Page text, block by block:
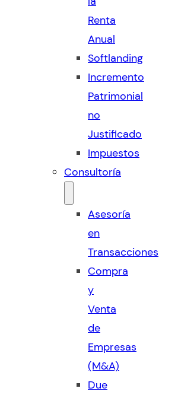
Renta
Anual
Softlanding
Incremento
Patrimonial
no
Justificado
Impuestos
Consultoría
Asesoría
en
Transacciones
Compra
y
Venta
de
Empresas
(M&A)
Due